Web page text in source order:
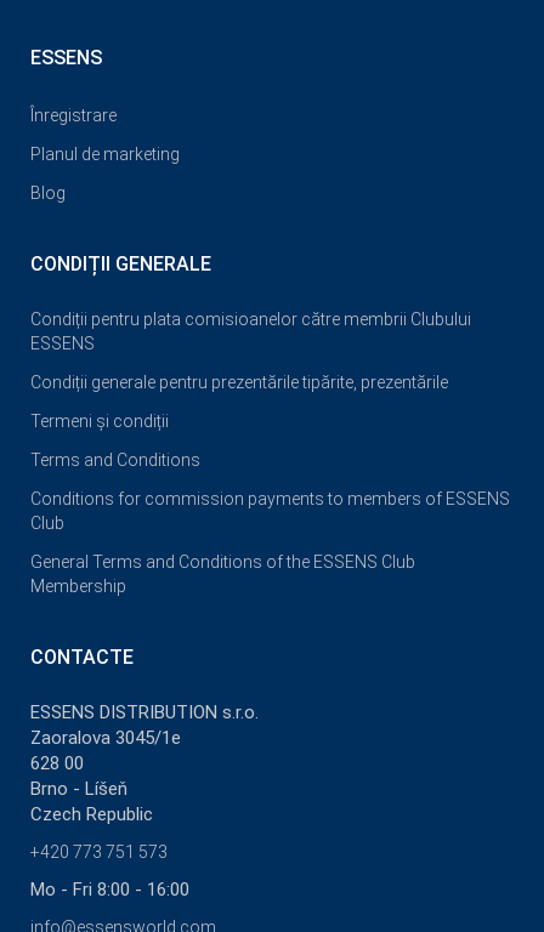
ESSENS
Înregistrare
Planul de marketing
Blog
CONDIȚII GENERALE
Condiții pentru plata comisioanelor către membrii Clubului
ESSENS
Condiții generale pentru prezentările tipărite, prezentările
Termeni și condiții
Terms and Conditions
Conditions for commission payments to members of ESSENS
Club
General Terms and Conditions of the ESSENS Club
Membership
CONTACTE
ESSENS DISTRIBUTION s.r.o.
Zaoralova 3045/1e
628 00
Brno - Líšeň
Czech Republic
+420 773 751 573
Mo - Fri 8:00 - 16:00
info@essensworld.com